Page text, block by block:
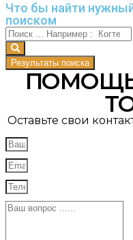
Что бы найти
поиском
Результаты поиска
Оставьте свои